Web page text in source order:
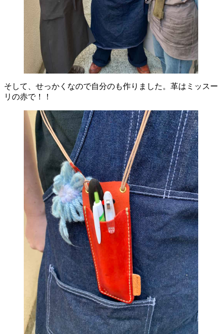
そして、せっかくなので自分のも作りました。革はミッスー
リの赤で！！